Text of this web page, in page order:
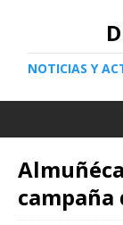
NOTICIAS Y
campaña